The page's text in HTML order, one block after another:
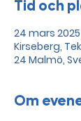
Tid och
24 mars 2025
Kirseberg,
24 Malmö,
Om